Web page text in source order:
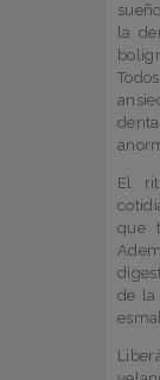
la
El
que
de la